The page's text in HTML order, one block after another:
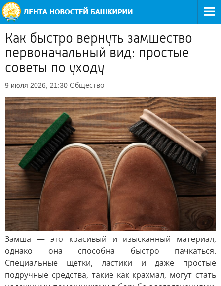
Как быстро вернуть замшество
первоначальный вид: простые
советы по уходу
9 июля 2026, 21:30 Общество
Замша — это красивый и изысканный материал,
однако она способна быстро пачкаться.
Специальные щетки, ластики и даже простые
подручные средства, такие как крахмал, могут стать